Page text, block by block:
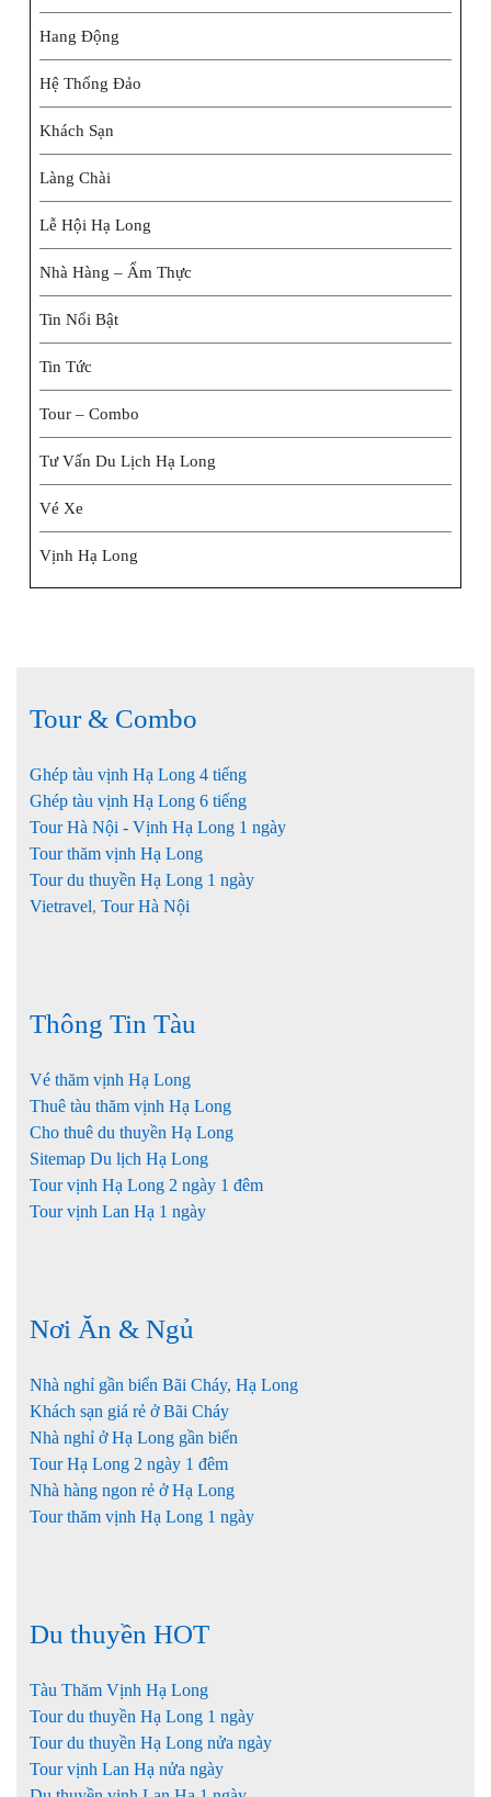
Hang Động
Hệ Thống Đảo
Khách Sạn
Làng Chài
Lễ Hội Hạ Long
Nhà Hàng – Ẩm Thực
Tin Nổi Bật
Tin Tức
Tour – Combo
Tư Vấn Du Lịch Hạ Long
Vé Xe
Vịnh Hạ Long
Tour & Combo
Ghép tàu vịnh Hạ Long 4 tiếng
Ghép tàu vịnh Hạ Long 6 tiếng
Tour Hà Nội - Vịnh Hạ Long 1 ngày
Tour thăm vịnh Hạ Long
Tour du thuyền Hạ Long 1 ngày
Vietravel, Tour Hà Nội
Thông Tin Tàu
Vé thăm vịnh Hạ Long
Thuê tàu thăm vịnh Hạ Long
Cho thuê du thuyền Hạ Long
Sitemap Du lịch Hạ Long
Tour vịnh Hạ Long 2 ngày 1 đêm
Tour vịnh Lan Hạ 1 ngày
Nơi Ăn & Ngủ
Nhà nghỉ gần biển Bãi Cháy, Hạ Long
Khách sạn giá rẻ ở Bãi Cháy
Nhà nghỉ ở Hạ Long gần biển
Tour Hạ Long 2 ngày 1 đêm
Nhà hàng ngon rẻ ở Hạ Long
Tour thăm vịnh Hạ Long 1 ngày
Du thuyền HOT
Tàu Thăm Vịnh Hạ Long
Tour du thuyền Hạ Long 1 ngày
Tour du thuyền Hạ Long nửa ngày
Tour vịnh Lan Hạ nửa ngày